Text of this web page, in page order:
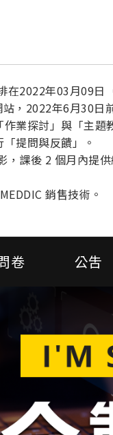
在2022年03月09
，2022年6月30日
業探討」與「主
提問與反饋」。
，課後 2 個月內提
銷售技術。
卷 公吿